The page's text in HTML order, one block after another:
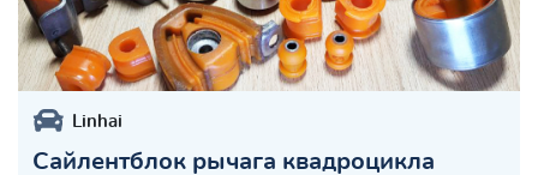
Linhai
Сайлентблок рычага квадроцикла